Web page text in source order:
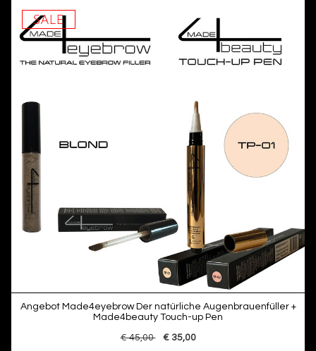
SALE
Angebot Made4eyebrow Der natürliche Augenbrauenfüller +
Made4beauty Touch-up Pen
€ 45,00 € 35,00